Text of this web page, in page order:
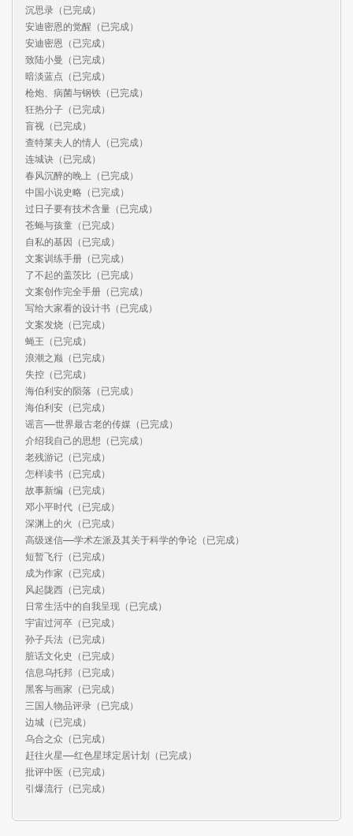
沉思录（已完成）
安迪密恩的觉醒（已完成）
安迪密恩（已完成）
致陆小曼（已完成）
暗淡蓝点（已完成）
枪炮、病菌与钢铁（已完成）
狂热分子（已完成）
盲视（已完成）
查特莱夫人的情人（已完成）
连城诀（已完成）
春风沉醉的晚上（已完成）
中国小说史略（已完成）
过日子要有技术含量（已完成）
苍蝇与孩童（已完成）
自私的基因（已完成）
文案训练手册（已完成）
了不起的盖茨比（已完成）
文案创作完全手册（已完成）
写给大家看的设计书（已完成）
文案发烧（已完成）
蝇王（已完成）
浪潮之巅（已完成）
失控（已完成）
海伯利安的陨落（已完成）
海伯利安（已完成）
谣言——世界最古老的传媒（已完成）
介绍我自己的思想（已完成）
老残游记（已完成）
怎样读书（已完成）
故事新编（已完成）
邓小平时代（已完成）
深渊上的火（已完成）
高级迷信——学术左派及其关于科学的争论（已完成）
短暂飞行（已完成）
成为作家（已完成）
风起陇西（已完成）
日常生活中的自我呈现（已完成）
宇宙过河卒（已完成）
孙子兵法（已完成）
脏话文化史（已完成）
信息乌托邦（已完成）
黑客与画家（已完成）
三国人物品评录（已完成）
边城（已完成）
乌合之众（已完成）
赶往火星——红色星球定居计划（已完成）
批评中医（已完成）
引爆流行（已完成）